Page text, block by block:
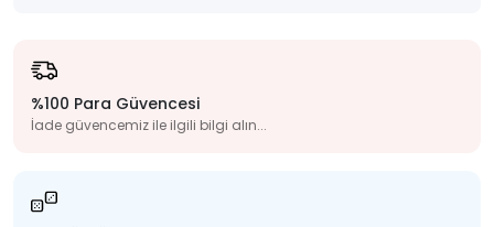
%100 Para Güvencesi
İade güvencemiz ile ilgili bilgi alın...